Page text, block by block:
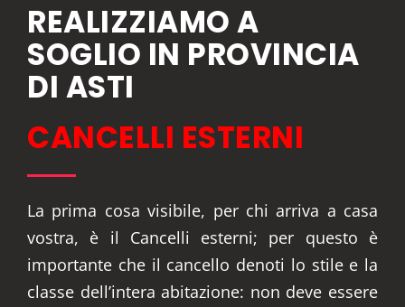
REALIZZIAMO A
SOGLIO IN PROVINCIA
DI ASTI
CANCELLI ESTERNI
La prima cosa visibile, per chi arriva a casa
vostra, è il Cancelli esterni; per questo è
importante che il cancello denoti lo stile e la
classe dell’intera abitazione: non deve essere